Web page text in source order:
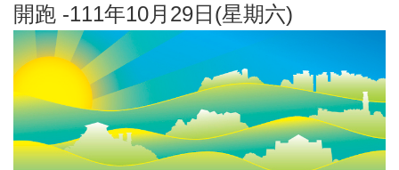
開跑 -111年10月29日(星期六)